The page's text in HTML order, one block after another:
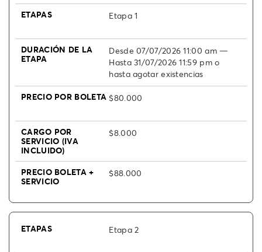
Etapa 1
Desde 07/07/2026 11:00 am —
Hasta 31/07/2026 11:59 pm o
hasta agotar existencias
$80.000
$8.000
$88.000
Etapa 2